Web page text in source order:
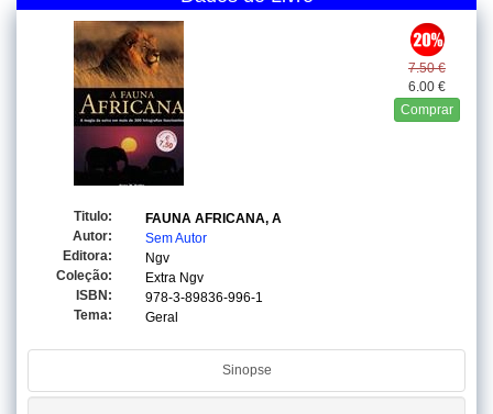
7.50 €
6.00 €
Comprar
Titulo:
FAUNA AFRICANA, A
Autor:
Sem Autor
Editora:
Ngv
Coleção:
Extra Ngv
ISBN:
978-3-89836-996-1
Tema:
Geral
Sinopse